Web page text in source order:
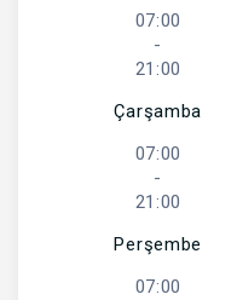
07:00
-
21:00
Çarşamba
07:00
-
21:00
Perşembe
07:00